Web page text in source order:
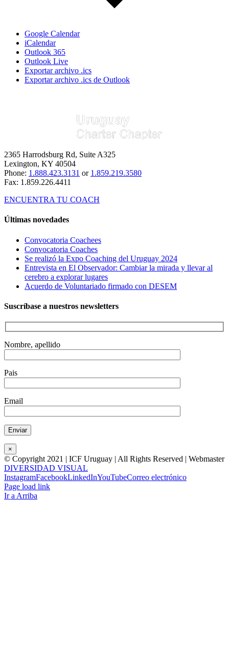
Google Calendar
iCalendar
Outlook 365
Outlook Live
Exportar archivo .ics
Exportar archivo .ics de Outlook
2365 Harrodsburg Rd, Suite A325
Lexington, KY 40504
Phone: 1.888.423.3131 or 1.859.219.3580
Fax: 1.859.226.4411
ENCUENTRA TU COACH
Últimas novedades
Convocatoria Coachees
Convocatoria Coaches
Se realizó la Expo Coaching del Uruguay 2024
Entrevista en El Observador: Cambiar la mirada y llevar al
cerebro a explorar lugares
Acuerdo de Voluntariado firmado con DESEM
Suscríbase a nuestros newsletters
Nombre, apellido
Pais
Email
×
© Copyright 2021 | ICF Uruguay | All Rights Reserved | Webmaster
DIVERSIDAD VISUAL
InstagramFacebookLinkedInYouTubeCorreo electrónico
Page load link
Ir a Arriba